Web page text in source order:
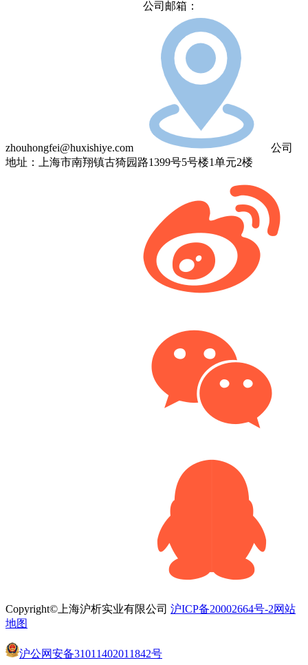
公司邮箱：
zhouhongfei@huxishiye.com
公司
地址：上海市南翔镇古猗园路1399号5号楼1单元2楼
Copyright©上海沪析实业有限公司 沪ICP备20002664号-2网站
地图
沪公网安备31011402011842号